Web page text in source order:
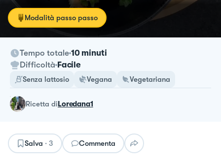
Modalità passo passo
Tempo totale 10 minuti
Difficoltà Facile
Senza lattosio Vegana Vegetariana
ricetta diLoredana1
Salva · 3 Commenta